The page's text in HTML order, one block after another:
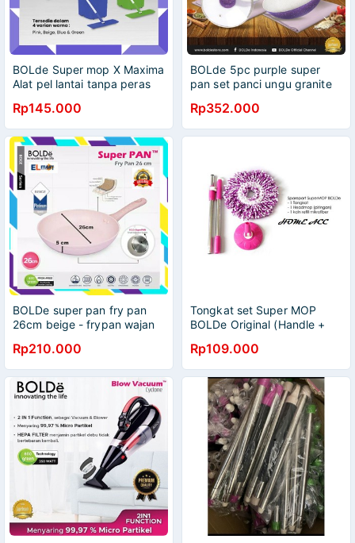
BOLde Super mop X Maxima
Alat pel lantai tanpa peras
Rp145.000
BOLde 5pc purple super
pan set panci ungu granite
eco green
Rp352.000
BOLDe super pan fry pan
26cm beige - frypan wajan
beige
Rp210.000
Tongkat set Super MOP
BOLDe Original (Handle +
Rp109.000